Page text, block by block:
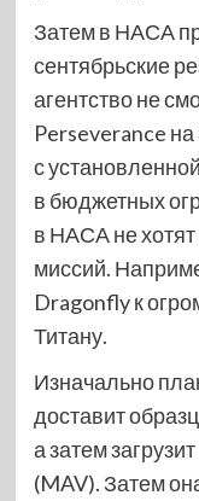
Затем в НАСА
сентябрьские
агентство не
Perseverance
с
в бюджетных
в НАСА не хотят
миссий.
Dragonfly к
Титану.
Изначально
доставит
а затем
(MAV). Затем